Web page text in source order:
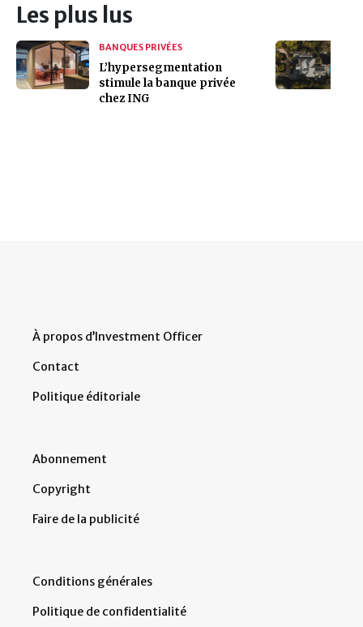
Les plus lus
BANQUES PRIVÉES
L’hypersegmentation
stimule la banque privée
chez ING
À propos d’Investment Officer
Contact
Politique éditoriale
Abonnement
Copyright
Faire de la publicité
Conditions générales
Politique de confidentialité